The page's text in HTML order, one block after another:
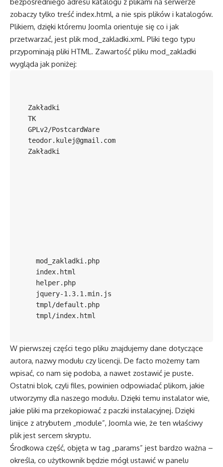
zobaczy tylko treść index.html, a nie spis plików i katalogów.
Plikiem, dzięki któremu Joomla orientuje się co i jak
przetwarzać, jest plik mod_zakladki.xml. Pliki tego typu
przypominają pliki HTML. Zawartość pliku mod_zakladki
wygląda jak poniżej:
Zakładki
TK
GPLv2/PostcardWare
teodor.kulej@gmail.com
Zakładki
mod_zakladki.php
index.html
helper.php
jquery-1.3.1.min.js
tmpl/default.php
tmpl/index.html
W pierwszej części tego pliku znajdujemy dane dotyczące
autora, nazwy modułu czy licencji. De facto możemy tam
wpisać, co nam się podoba, a nawet zostawić je puste.
Ostatni blok, czyli files, powinien odpowiadać plikom, jakie
utworzymy dla naszego modułu. Dzięki temu instalator wie,
jakie pliki ma przekopiować z paczki instalacyjnej. Dzięki
linijce z atrybutem „module”, Joomla wie, że ten właściwy
plik jest sercem skryptu.
Środkowa część, objęta w tag „params” jest bardzo ważna –
określa, co użytkownik będzie mógł ustawić w panelu